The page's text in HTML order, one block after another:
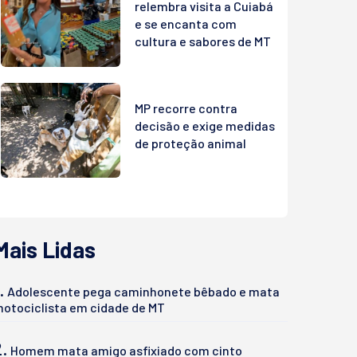
relembra visita a Cuiabá
e se encanta com
cultura e sabores de MT
MP recorre contra
decisão e exige medidas
de proteção animal
Lidas
Adolescente pega caminhonete bêbado e mata
em cidade de MT
Homem mata amigo asfixiado com cinto